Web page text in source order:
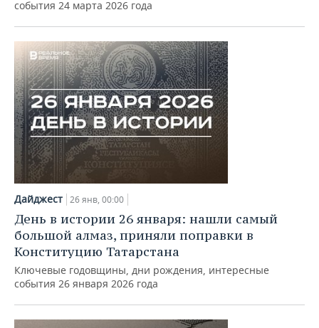
события 24 марта 2026 года
Дайджест 26 янв, 00:00
День в истории 26 января: нашли самый
большой алмаз, приняли поправки в
Конституцию Татарстана
Ключевые годовщины, дни рождения, интересные
события 26 января 2026 года